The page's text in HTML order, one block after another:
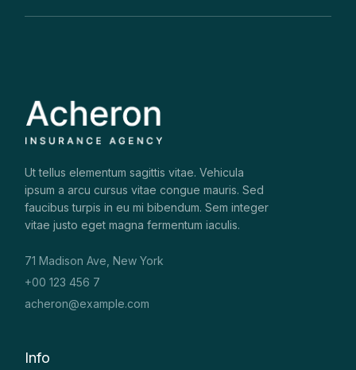
Ut tellus elementum sagittis vitae. Vehicula
ipsum a arcu cursus vitae congue mauris. Sed
faucibus turpis in eu mi bibendum. Sem integer
vitae justo eget magna fermentum iaculis.
71 Madison Ave, New York
+00 123 456 7
acheron@example.com
Info